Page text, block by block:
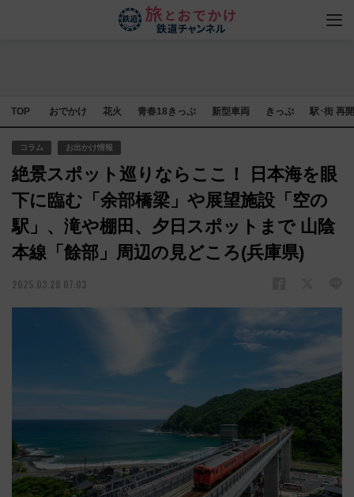
TOP おでかけ 花火 青春18きっぷ 新型車両 きっぷ 駅･街 再
コラム お出かけ情報
絶景スポット巡りならここ！ 日本海を眼
下に臨む「余部橋梁」や展望施設「空の
駅」、滝や棚田、夕日スポットまで 山陰
本線「餘部」周辺の見どころ(兵庫県)
2025.03.28 07:03